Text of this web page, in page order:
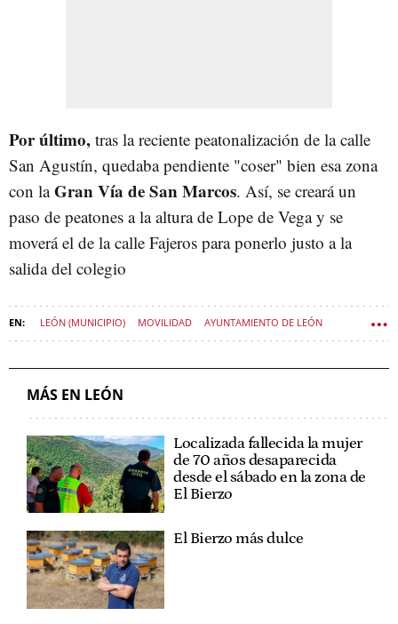
Por último, tras la reciente peatonalización de la calle
San Agustín, quedaba pendiente "coser" bien esa zona
con laGran Vía de San Marcos. Así, se creará un
paso de peatones a la altura de Lope de Vega y se
moverá el de la calle Fajeros para ponerlo justo a la
salida del colegio
LEÓN (MUNICIPIO) MOVILIDAD AYUNTAMIENTO DE LEÓN
MÁS EN LEÓN
Localizada fallecida la mujer
de 70 años desaparecida
desde el sábado en la zona de
El Bierzo
El Bierzo más dulce